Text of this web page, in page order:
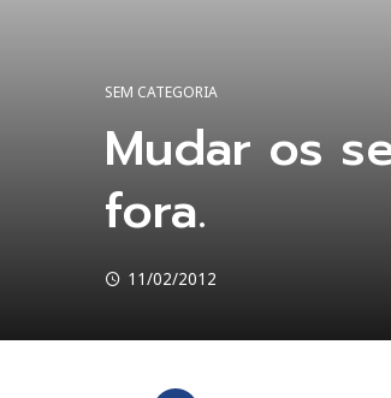
SEM CATEGORIA
Mudar os
fora.
11/02/2012